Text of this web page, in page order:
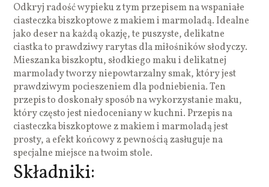
Odkryj radość wypieku z tym przepisem na wspaniałe
ciasteczka biszkoptowe z makiem i marmoladą. Idealne
jako deser na każdą okazję, te puszyste, delikatne
ciastka to prawdziwy rarytas dla miłośników słodyczy.
Mieszanka biszkoptu, słodkiego maku i delikatnej
marmolady tworzy niepowtarzalny smak, który jest
prawdziwym pocieszeniem dla podniebienia. Ten
przepis to doskonały sposób na wykorzystanie maku,
który często jest niedoceniany w kuchni. Przepis na
ciasteczka biszkoptowe z makiem i marmoladą jest
prosty, a efekt końcowy z pewnością zasługuje na
specjalne miejsce na twoim stole.
Składniki: